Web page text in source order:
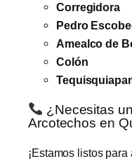
Corregidora
Pedro
Amealco de
Colón
¿Necesitas
Arcotechos en
¡Estamos listos para